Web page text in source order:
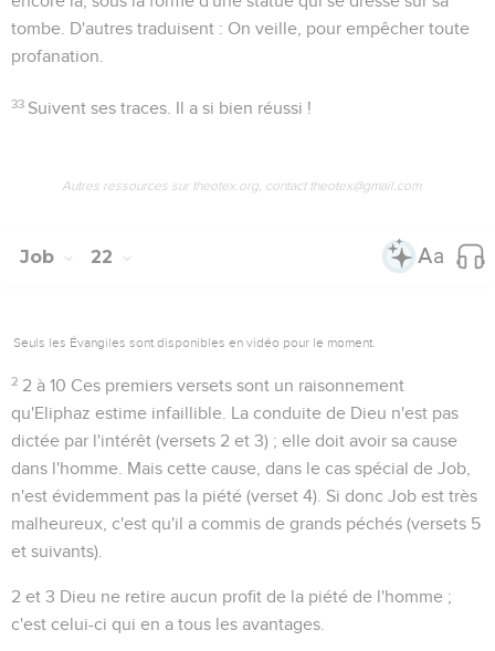
tombe. D'autres traduisent : On veille, pour empêcher toute
profanation.
33 Suivent ses traces . Il a si bien réussi !
Autres ressources sur theotex.org, contact theotex@gmail.com
Job 22
Seuls les Évangiles sont disponibles en vidéo pour le moment.
2 2 à 10 Ces premiers versets sont un raisonnement
qu'Eliphaz estime infaillible. La conduite de Dieu n'est pas
dictée par l'intérêt (versets 2 et 3) ; elle doit avoir sa cause
dans l'homme. Mais cette cause, dans le cas spécial de Job,
n'est évidemment pas la piété (verset 4). Si donc Job est très
malheureux, c'est qu'il a commis de grands péchés (versets 5
et suivants).
2 et 3 Dieu ne retire aucun profit de la piété de l'homme ;
c'est celui-ci qui en a tous les avantages.